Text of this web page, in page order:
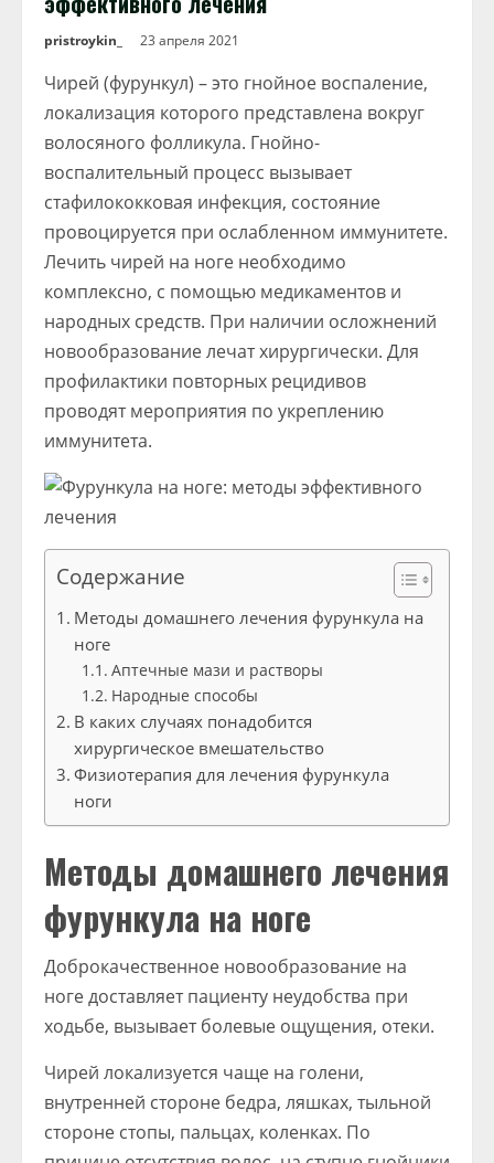
pristroykin_ 23 апреля 2021
Чирей (фурункул) – это гнойное воспаление,
локализация которого представлена вокруг
волосяного фолликула. Гнойно-
воспалительный процесс вызывает
стафилококковая инфекция, состояние
провоцируется при ослабленном иммунитете.
Лечить чирей на ноге необходимо
комплексно, с помощью медикаментов и
народных средств. При наличии осложнений
новообразование лечат хирургически. Для
профилактики повторных рецидивов
проводят мероприятия по укреплению
иммунитета.
Содержание
Методы домашнего лечения фурункула на
ноге
Аптечные мази и растворы
Народные способы
В каких случаях понадобится
хирургическое вмешательство
Физиотерапия для лечения фурункула
ноги
Методы домашнего лечения
фурункула на ноге
Доброкачественное новообразование на
ноге доставляет пациенту неудобства при
ходьбе, вызывает болевые ощущения, отеки.
Чирей локализуется чаще на голени,
внутренней стороне бедра, ляшках, тыльной
стороне стопы, пальцах, коленках. По